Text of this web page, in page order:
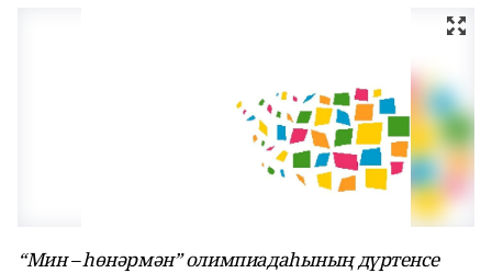
“Мин – һөнәрмән” олимпиадаһының дүртенсе